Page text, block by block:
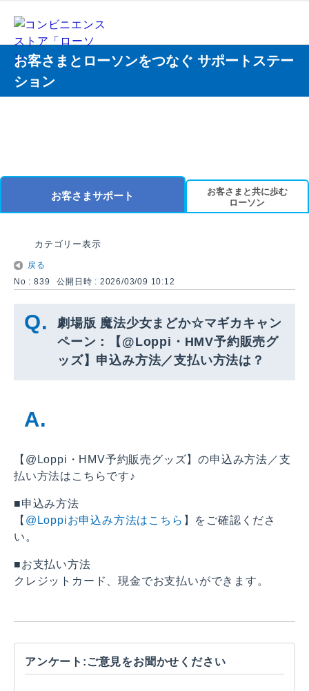
お客さまとローソンをつなぐ サポートステー
ション
お客さまサポート
お客さまと共に歩む
ローソン
カテゴリー表示
戻る
No : 839
公開日時 : 2026/03/09 10:12
劇場版 魔法少女まどか☆マギカキャン
ペーン：【@Loppi・HMV予約販売グ
ッズ】申込み方法／支払い方法は？
【@Loppi・HMV予約販売グッズ】の申込み方法／支
払い方法はこちらです♪
■申込み方法
【 @Loppiお申込み方法はこちら 】をご確認くださ
い。
■お支払い方法
クレジットカード、現金でお支払いができます。
アンケート:ご意見をお聞かせください